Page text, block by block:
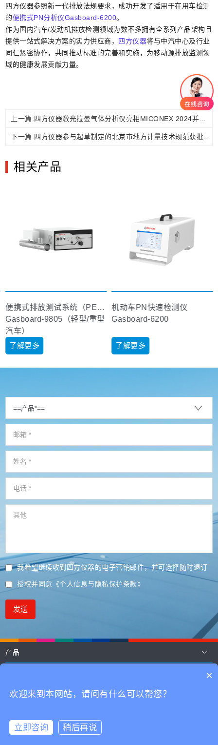
四方仪器参照新一代排放法规要求，成功开发了适用于在用车检测
的便携式PN分析仪Gasboard-6200。
作为国内汽车/发动机排放检测领域为数不多拥有全系列产品架构且
提供一站式解决方案的实力供应商，
四方仪器将与中汽中心及行业
同仁紧密协作，共同推动标准的完善和实施，为移动源排放监测领
域的健康发展贡献力量。
上一篇:四方仪器激光拉曼气体分析仪亮相MICONEX 2024并荣膺“十佳新品”奖
下一篇:四方仪器参与起草制定的北京市地方计量技术规范获批发布实施
相关产品
便携式排放测试系统（PEMS）
Gasboard-9805（轻型/重型
汽车）
了解更多
机动车PN快速检测仪
Gasboard-6200
了解更多
我希望继续收到四方仪器的电子营销邮件，并可选择随时退订
授权并同意 《个人信息与隐私保护条款》
发送
产品
技术
鄂ICP备16009099号-1Copyright © 2002-2026 四方光电（武汉）仪器有
×
欢迎来到本网站，请问有什么可以帮您？
立即咨询
稍后再说
在线咨询